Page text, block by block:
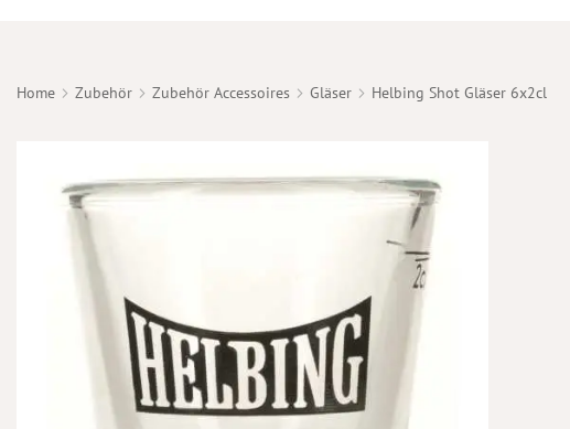
Home Zubehör Zubehör Accessoires Gläser Helbing Shot Gläser 6x2cl
Bildergalerie